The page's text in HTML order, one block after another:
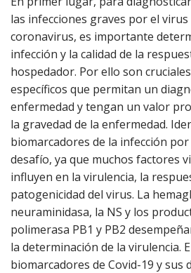
las infecciones graves por el
coronavirus, es importante
infección y la calidad de la
hospedador. Por ello son
específicos que permitan un
enfermedad y tengan un valor
la gravedad de la enfermedad.
biomarcadores de la infección
desafío, ya que muchos factores
influyen en la virulencia, la
patogenicidad del virus. La
neuraminidasa, la NS y los
polimerasa PB1 y PB2
la determinación de la virulencia.
biomarcadores de Covid-19 y sus